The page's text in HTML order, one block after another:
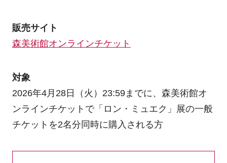
販売サイト
森美術館オンラインチケット
対象
2026年4月28日（火）23:59までに、森美術館オ
ンラインチケットで「ロン・ミュエク」展の一般
チケットを2名分同時に購入される方